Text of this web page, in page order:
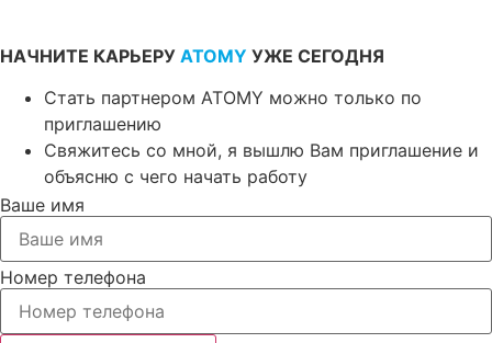
НАЧНИТЕ КАРЬЕРУ ATOMY УЖЕ СЕГОДНЯ
Стать партнером ATOMY можно только по
приглашению
Свяжитесь со мной, я вышлю Вам приглашение и
объясню с чего начать работу
Ваше имя
Номер телефона